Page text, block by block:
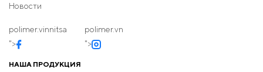
Новости
polimer.vinnitsa
">
polimer.vn
">
НАША ПРОДУКЦИЯ